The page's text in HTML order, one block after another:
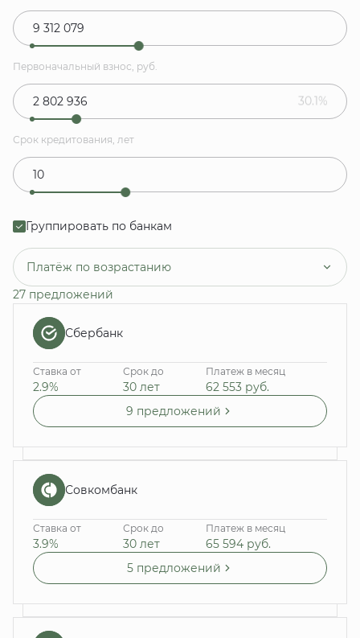
Первоначальный взнос, руб.
30.1%
Срок кредитования, лет
Группировать по банкам
Платёж по возрастанию
27 предложений
Сбербанк
Ставка от
2.9%
Срок до
30 лет
Платеж в месяц
62 553 руб.
9 предложений
Совкомбанк
Ставка от
3.9%
Срок до
30 лет
Платеж в месяц
65 594 руб.
5 предложений